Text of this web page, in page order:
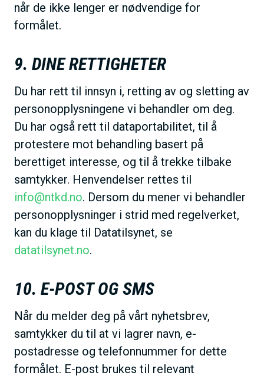
når de ikke lenger er nødvendige for
formålet.
9. DINE RETTIGHETER
Du har rett til innsyn i, retting av og sletting av
personopplysningene vi behandler om deg.
Du har også rett til dataportabilitet, til å
protestere mot behandling basert på
berettiget interesse, og til å trekke tilbake
samtykker. Henvendelser rettes til
info@ntkd.no. Dersom du mener vi behandler
personopplysninger i strid med regelverket,
kan du klage til Datatilsynet, se
datatilsynet.no.
10. E-POST OG SMS
Når du melder deg på vårt nyhetsbrev,
samtykker du til at vi lagrer navn, e-
postadresse og telefonnummer for dette
formålet. E-post brukes til relevant